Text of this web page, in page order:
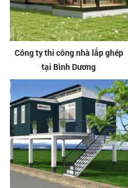
Công ty thi công nhà lắp ghép
tại Bình Dương